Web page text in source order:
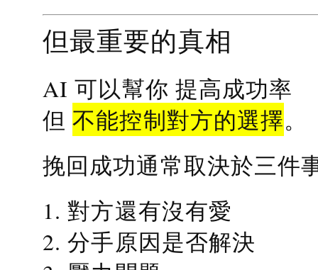
但最重要的真相
AI 可以幫你 提高成功率
但不能控制對方的選擇。
挽回成功通常取決於三件
1. 對方還有沒有愛
2. 分手原因是否解決